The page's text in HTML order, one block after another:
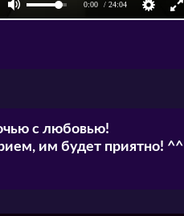
с любовью!
им будет приятно! ^^